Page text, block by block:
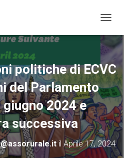
A
I
G
A
I
N
E
T
O
G
politiche di ECVC
del Parlamento
2024 e
successiva
il Aprile 17, 2024